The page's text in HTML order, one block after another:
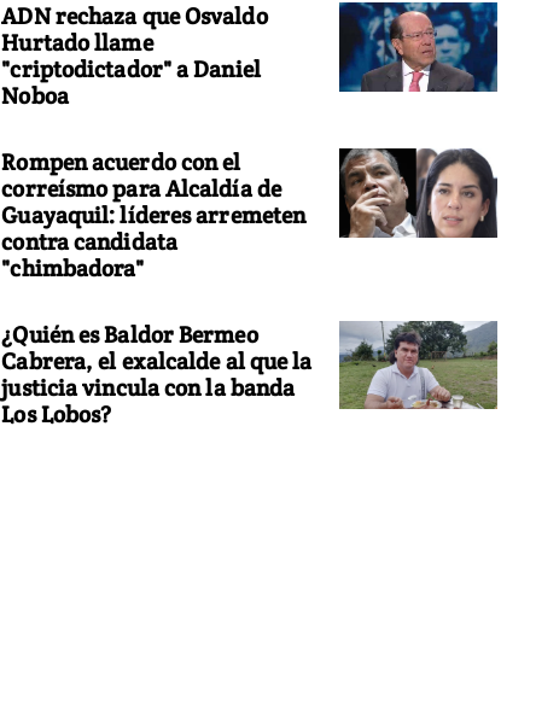
ADN rechaza que Osvaldo
Hurtado llame
"criptodictador" a Daniel
Noboa
Rompen acuerdo con el
correísmo para Alcaldía de
Guayaquil: líderes arremeten
contra candidata
"chimbadora"
¿Quién es Baldor Bermeo
Cabrera, el exalcalde al que la
justicia vincula con la banda
Los Lobos?